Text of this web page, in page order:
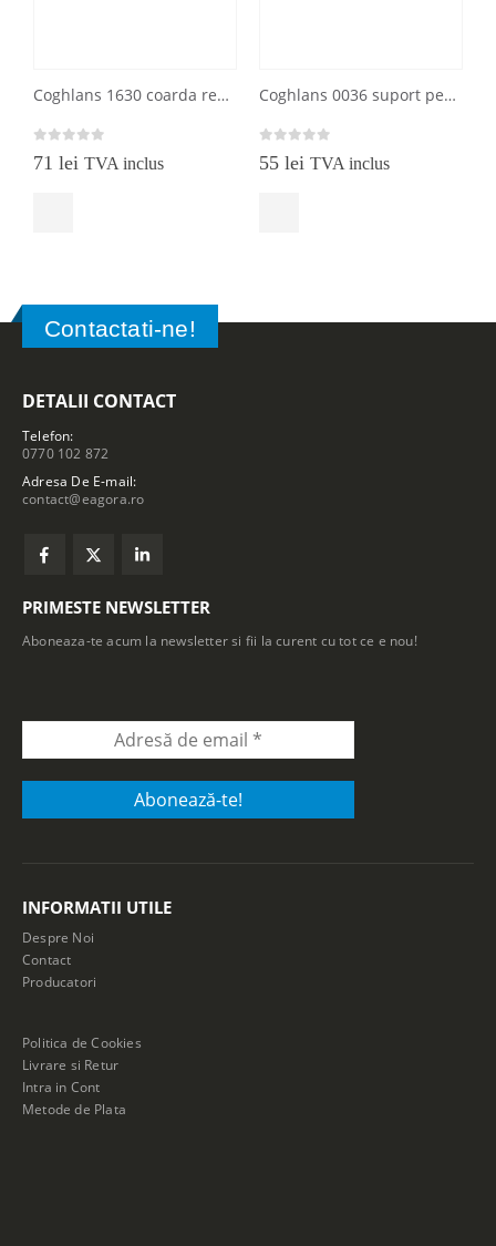
Coghlans 1630 coarda reflectorizanta galbena 15 m
71 lei TVA inclus
Coghlans 0036 suport pentru sticle de diferite marimi
55 lei TVA inclus
Contactati-ne!
DETALII CONTACT
Telefon:
0770 102 872
Adresa De E-mail:
contact@eagora.ro
PRIMESTE NEWSLETTER
Aboneaza-te acum la newsletter si fii la curent cu tot ce e nou!
INFORMATII UTILE
Despre Noi
Contact
Producatori
Politica de Cookies
Livrare si Retur
Intra in Cont
Metode de Plata